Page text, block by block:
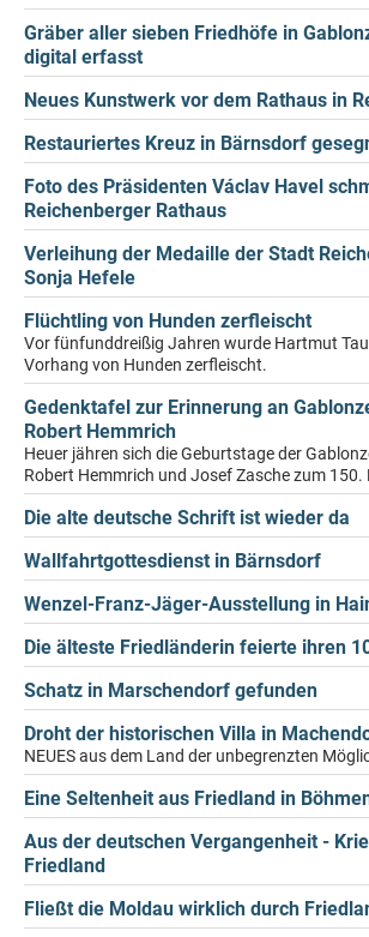
Gräber aller sieben Friedhöfe in
digital erfasst
Neues Kunstwerk vor dem Rathaus in
Restauriertes Kreuz in Bärnsdorf
Foto des Präsidenten Václav Havel
Reichenberger Rathaus
Verleihung der Medaille der Stadt
Sonja Hefele
Flüchtling von Hunden zerfleischt
Vor fünfunddreißig Jahren wurde Hartmut
Vorhang von Hunden zerfleischt.
Gedenktafel zur Erinnerung an
Robert Hemmrich
Heuer jähren sich die Geburtstage der
Robert Hemmrich und Josef Zasche zum 150.
Die alte deutsche Schrift ist wieder da
Wallfahrtgottesdienst in Bärnsdorf
Wenzel-Franz-Jäger-Ausstellung in
Die älteste Friedländerin feierte ihren
Schatz in Marschendorf gefunden
Droht der historischen Villa in
NEUES aus dem Land der unbegrenzten
Eine Seltenheit aus Friedland in
Aus der deutschen Vergangenheit -
Friedland
Fließt die Moldau wirklich durch